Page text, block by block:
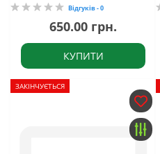
Відгуків - 0
650.00 грн.
КУПИТИ
ЗАКІНЧУЄТЬСЯ